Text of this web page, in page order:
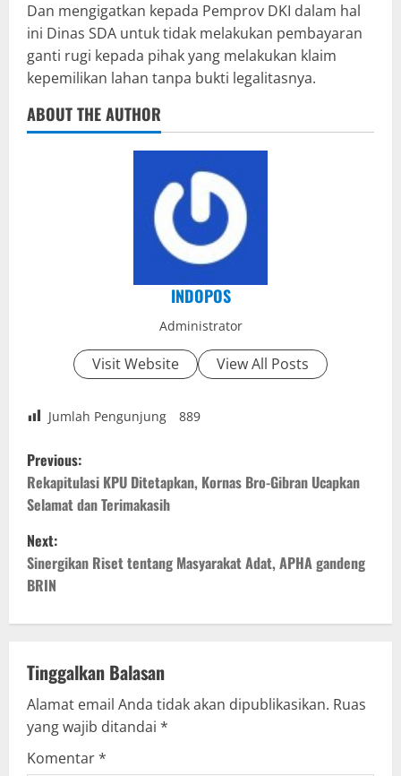
Dan mengigatkan kepada Pemprov DKI dalam hal
ini Dinas SDA untuk tidak melakukan pembayaran
ganti rugi kepada pihak yang melakukan klaim
kepemilikan lahan tanpa bukti legalitasnya.
ABOUT THE AUTHOR
INDOPOS
Administrator
Visit Website View All Posts
Jumlah Pengunjung 889
P
o
s
t
n
v
i
g
Previous:
Rekapitulasi KPU Ditetapkan, Kornas Bro-Gibran Ucapkan
Selamat dan Terimakasih
Next:
Sinergikan Riset tentang Masyarakat Adat, APHA gandeng
BRIN
Tinggalkan Balasan
Alamat email Anda tidak akan dipublikasikan. Ruas
yang wajib ditandai *
Komentar*